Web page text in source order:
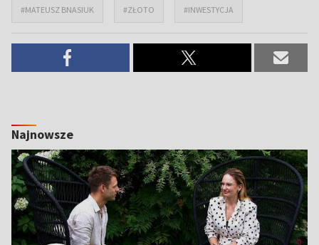
#MATEUSZ BNASIUK #ZŁOTO #INWESTYCJA
Najnowsze